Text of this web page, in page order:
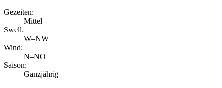
Gezeiten:
Mittel
Swell:
W–NW
Wind:
N–NO
Saison:
Ganzjährig